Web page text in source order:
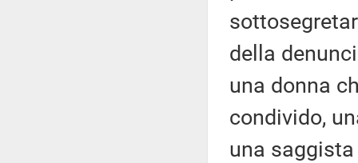
della
una donna
condivido,
una